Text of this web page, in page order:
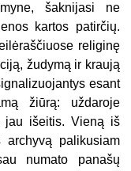
šaknijasi ne
kartos patirčių.
religinę
žudymą ir kraują
esant
žiūrą: uždaroje
jau išeitis. Vieną iš
archyvą palikusiam
numato panašų